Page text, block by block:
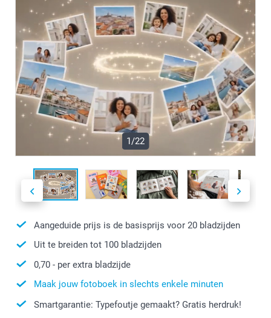
1/22
Aangeduide prijs is de basisprijs voor 20 bladzijden
Uit te breiden tot 100 bladzijden
0,70 - per extra bladzijde
Maak jouw fotoboek in slechts enkele minuten
Smartgarantie: Typefoutje gemaakt? Gratis herdruk!